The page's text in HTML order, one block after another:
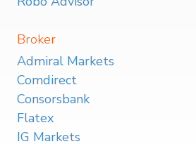
Broker
Admiral Markets
Comdirect
Consorsbank
Flatex
IG Markets